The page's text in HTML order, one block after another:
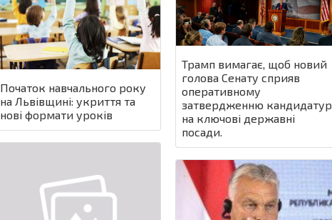
Початок навчального року
на Львівщині: укриття та
нові формати уроків
Трамп вимагає, щоб новий
голова Сенату сприяв
оперативному
затвердженню кандидатур
на ключові державні
посади.